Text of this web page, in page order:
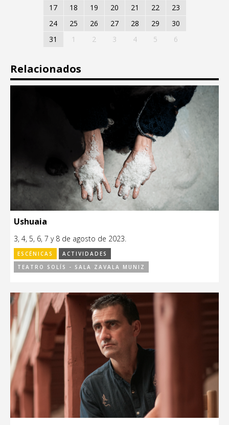
17
18 19 20 21 22
23
24
25 26 27 28 29
30
31
1 2 3 4 5 6
Relacionados
Ushuaia
3, 4, 5, 6, 7 y 8 de agosto de 2023.
ESCÉNICAS
ACTIVIDADES
TEATRO SOLÍS - SALA ZAVALA MUNIZ